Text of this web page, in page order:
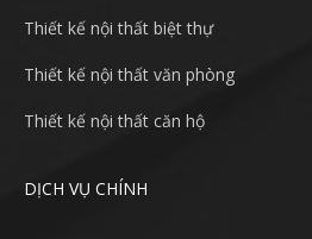
Thiết kế nội thất biệt thự
Thiết kế nội thất văn phòng
Thiết kế nội thất căn hộ
DỊCH VỤ CHÍNH